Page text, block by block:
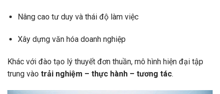
Nâng cao tư duy và thái độ làm việc
Xây dựng văn hóa doanh nghiệp
Khác với đào tạo lý thuyết đơn thuần, mô hình hiện đại tập
trung vào trải nghiệm – thực hành – tương tác.